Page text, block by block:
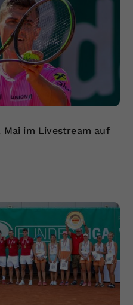
Mai im Livestream auf